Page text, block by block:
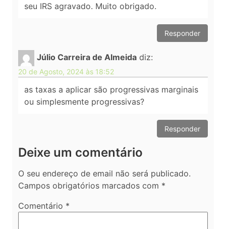
seu IRS agravado. Muito obrigado.
Responder
Júlio Carreira de Almeida diz:
20 de Agosto, 2024 às 18:52
as taxas a aplicar são progressivas marginais
ou simplesmente progressivas?
Responder
Deixe um comentário
O seu endereço de email não será publicado.
Campos obrigatórios marcados com *
Comentário *